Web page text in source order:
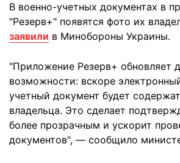
В военно-учетных документах в
"Резерв+" появятся фото их
заявили в Минобороны Украины.
"Приложение Резерв+ обновляет
возможности: вскоре
учетный документ будет
владельца. Это сделает
более прозрачным и ускорит
документов", — сообщило